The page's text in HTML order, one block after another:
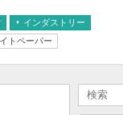
インダストリー
トペーパー